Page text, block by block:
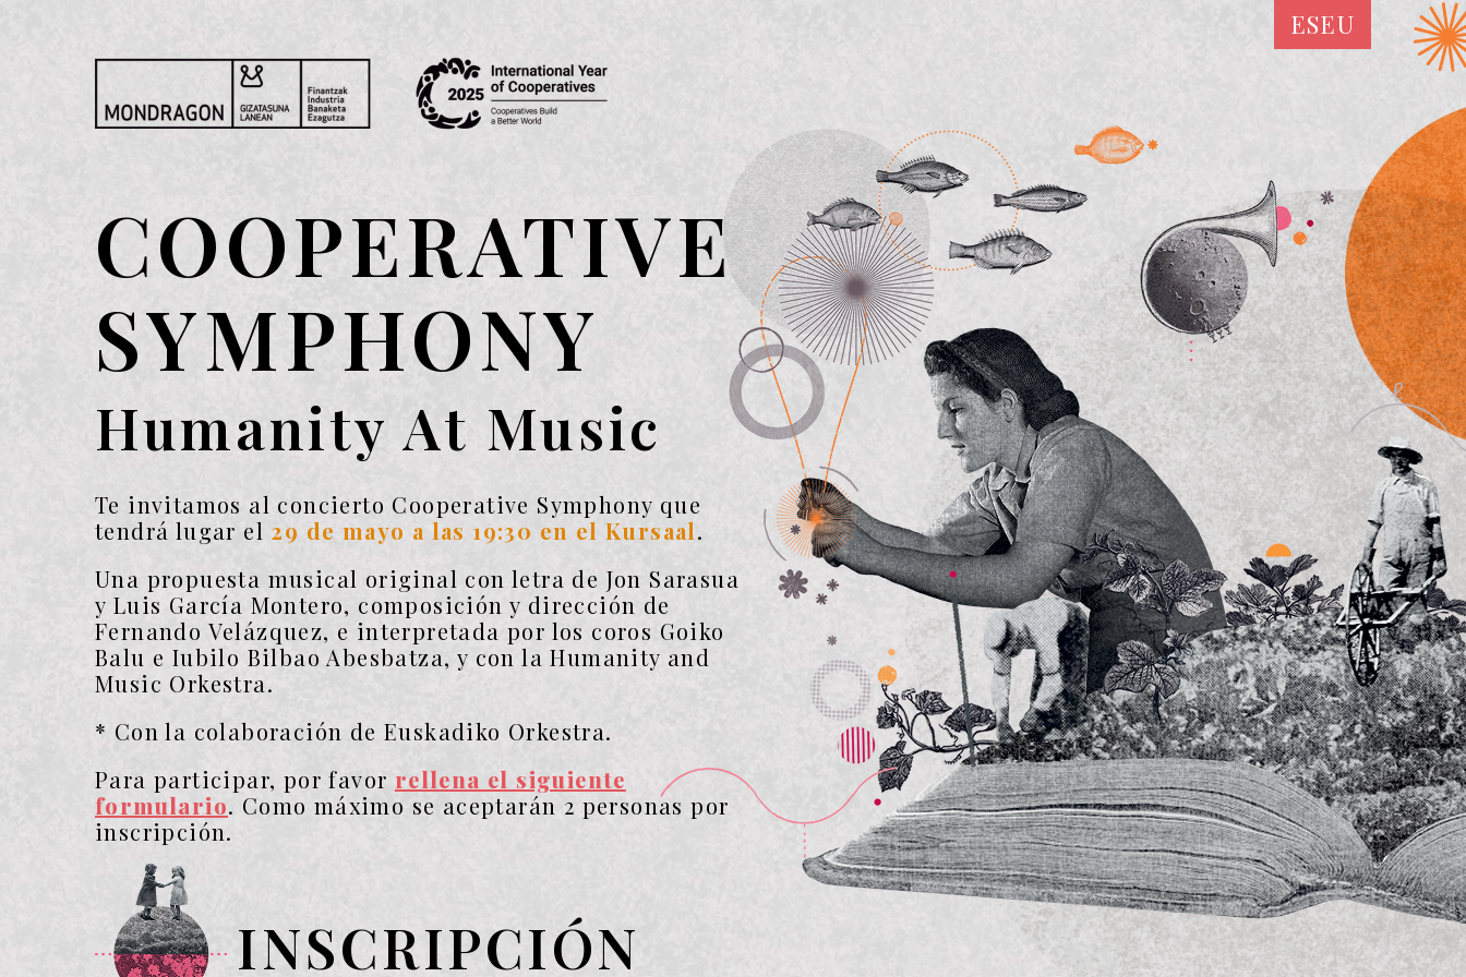
ESEU
COOPERATIVE
SYMPHONY
Humanity At Music
Te invitamos al concierto Cooperative Symphony que
tendrá lugar el 29 de mayo a las 19:30 en el Kursaal.
Una propuesta musical original con letra de Jon Sarasua
y Luis García Montero, composición y dirección de
Fernando Velázquez, e interpretada por los coros Goiko
Balu e Iubilo Bilbao Abesbatza, y con la Humanity and
Music Orkestra.
* Con la colaboración de Euskadiko Orkestra.
Para participar, por favor rellena el siguiente
formulario. Como máximo se aceptarán 2 personas por
inscripción.
INSCRIPCIÓN